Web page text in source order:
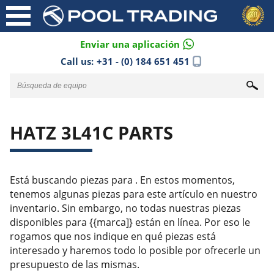
Enviar una aplicación
Call us: +31 - (0) 184 651 451
HATZ 3L41C PARTS
Está buscando piezas para . En estos momentos,
tenemos algunas piezas para este artículo en nuestro
inventario. Sin embargo, no todas nuestras piezas
disponibles para {{marca]} están en línea. Por eso le
rogamos que nos indique en qué piezas está
interesado y haremos todo lo posible por ofrecerle un
presupuesto de las mismas.